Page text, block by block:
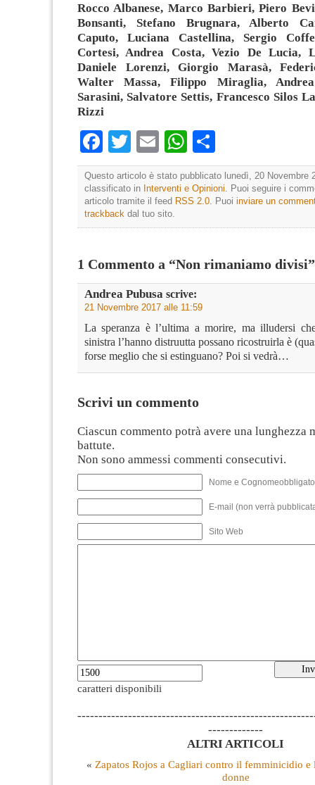
Rocco Albanese, Marco Barbieri, Piero
Bonsanti, Stefano Brugnara, Alberto
Caputo, Luciana Castellina, Sergio
Cortesi, Andrea Costa, Vezio De Lucia,
Daniele Lorenzi, Giorgio Marasà,
Walter Massa, Filippo Miraglia,
Sarasini, Salvatore Settis, Francesco Silos
Rizzi
Facebook
TwitterEmailWhatsApp
Questo articolo è stato pubblicato lunedì, 20 Novembre
classificato in Interventi e Opinioni . Puoi seguire i
articolo tramite il feed RSS 2.0 . Puoi inviare un
trackback dal tuo sito.
1 Commento a “Non rimaniamo divisi”
Andrea Pubusa scrive:
21 Novembre 2017 alle 11:59
La speranza è l’ultima a morire, ma illudersi
sinistra l’hanno distruutta possano ricostruirla è
forse meglio che si estinguano? Poi si vedrà…
Scrivi un commento
Ciascun commento potrà avere una lunghezza
battute.
Non sono ammessi commenti consecutivi.
Nome e
E-mail (non verrà
Sito Web
caratteri disponibili
-------------
ALTRI ARTICOLI
« Zapatos Rojos a Cagliari contro il femminicidio e
donne